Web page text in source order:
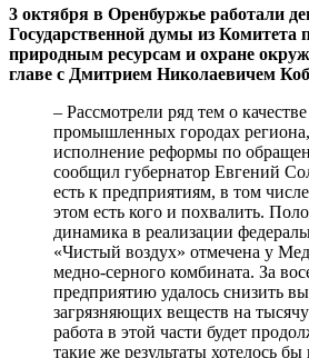
3 октября в Оренбуржье работали
Государственной думы из Комитета
природным ресурсам и охране
главе с Дмитрием Николаевичем
– Рассмотрели ряд тем о
промышленных городах
исполнение реформы по
сообщил губернатор Евгений
есть к предприятиям, в том
этом есть кого и похвалить.
динамика в реализации
«Чистый воздух» отмечена у
медно-серного комбината. За
предприятию удалось снизить
загрязняющих веществ на
работа в этой части будет
такие же результаты хотелось